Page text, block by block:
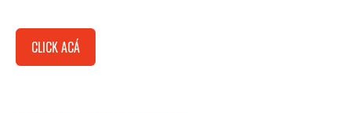
CLICK ACÁ